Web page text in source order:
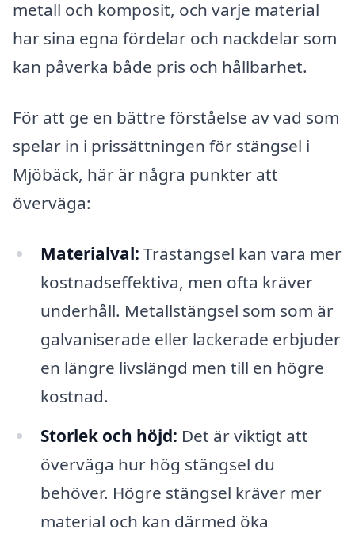
metall och komposit, och varje material
har sina egna fördelar och nackdelar som
kan påverka både pris och hållbarhet.
För att ge en bättre förståelse av vad som
spelar in i prissättningen för stängsel i
Mjöbäck, här är några punkter att
överväga:
Materialval: Trästängsel kan vara mer
kostnadseffektiva, men ofta kräver
underhåll. Metallstängsel som som är
galvaniserade eller lackerade erbjuder
en längre livslängd men till en högre
kostnad.
Storlek och höjd: Det är viktigt att
överväga hur hög stängsel du
behöver. Högre stängsel kräver mer
material och kan därmed öka